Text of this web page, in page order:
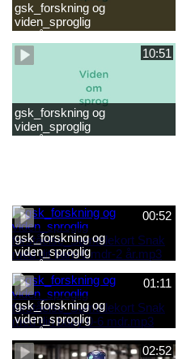
gsk_forskning og
viden_sproglig
forståelse_Snak med dit barn
2-6 år.mp4
10:51
gsk_forskning og
viden_sproglig
forståelse_Barnets sproglige
00:52
gsk_forskning og
viden_sproglig
forståelse_Samtalekort Snak
med dit barn 6 mdr-2 år.mp3
01:11
gsk_forskning og
viden_sproglig
forståelse_Samtalekort Snak
med din baby 0-6 mdr.mp302:52